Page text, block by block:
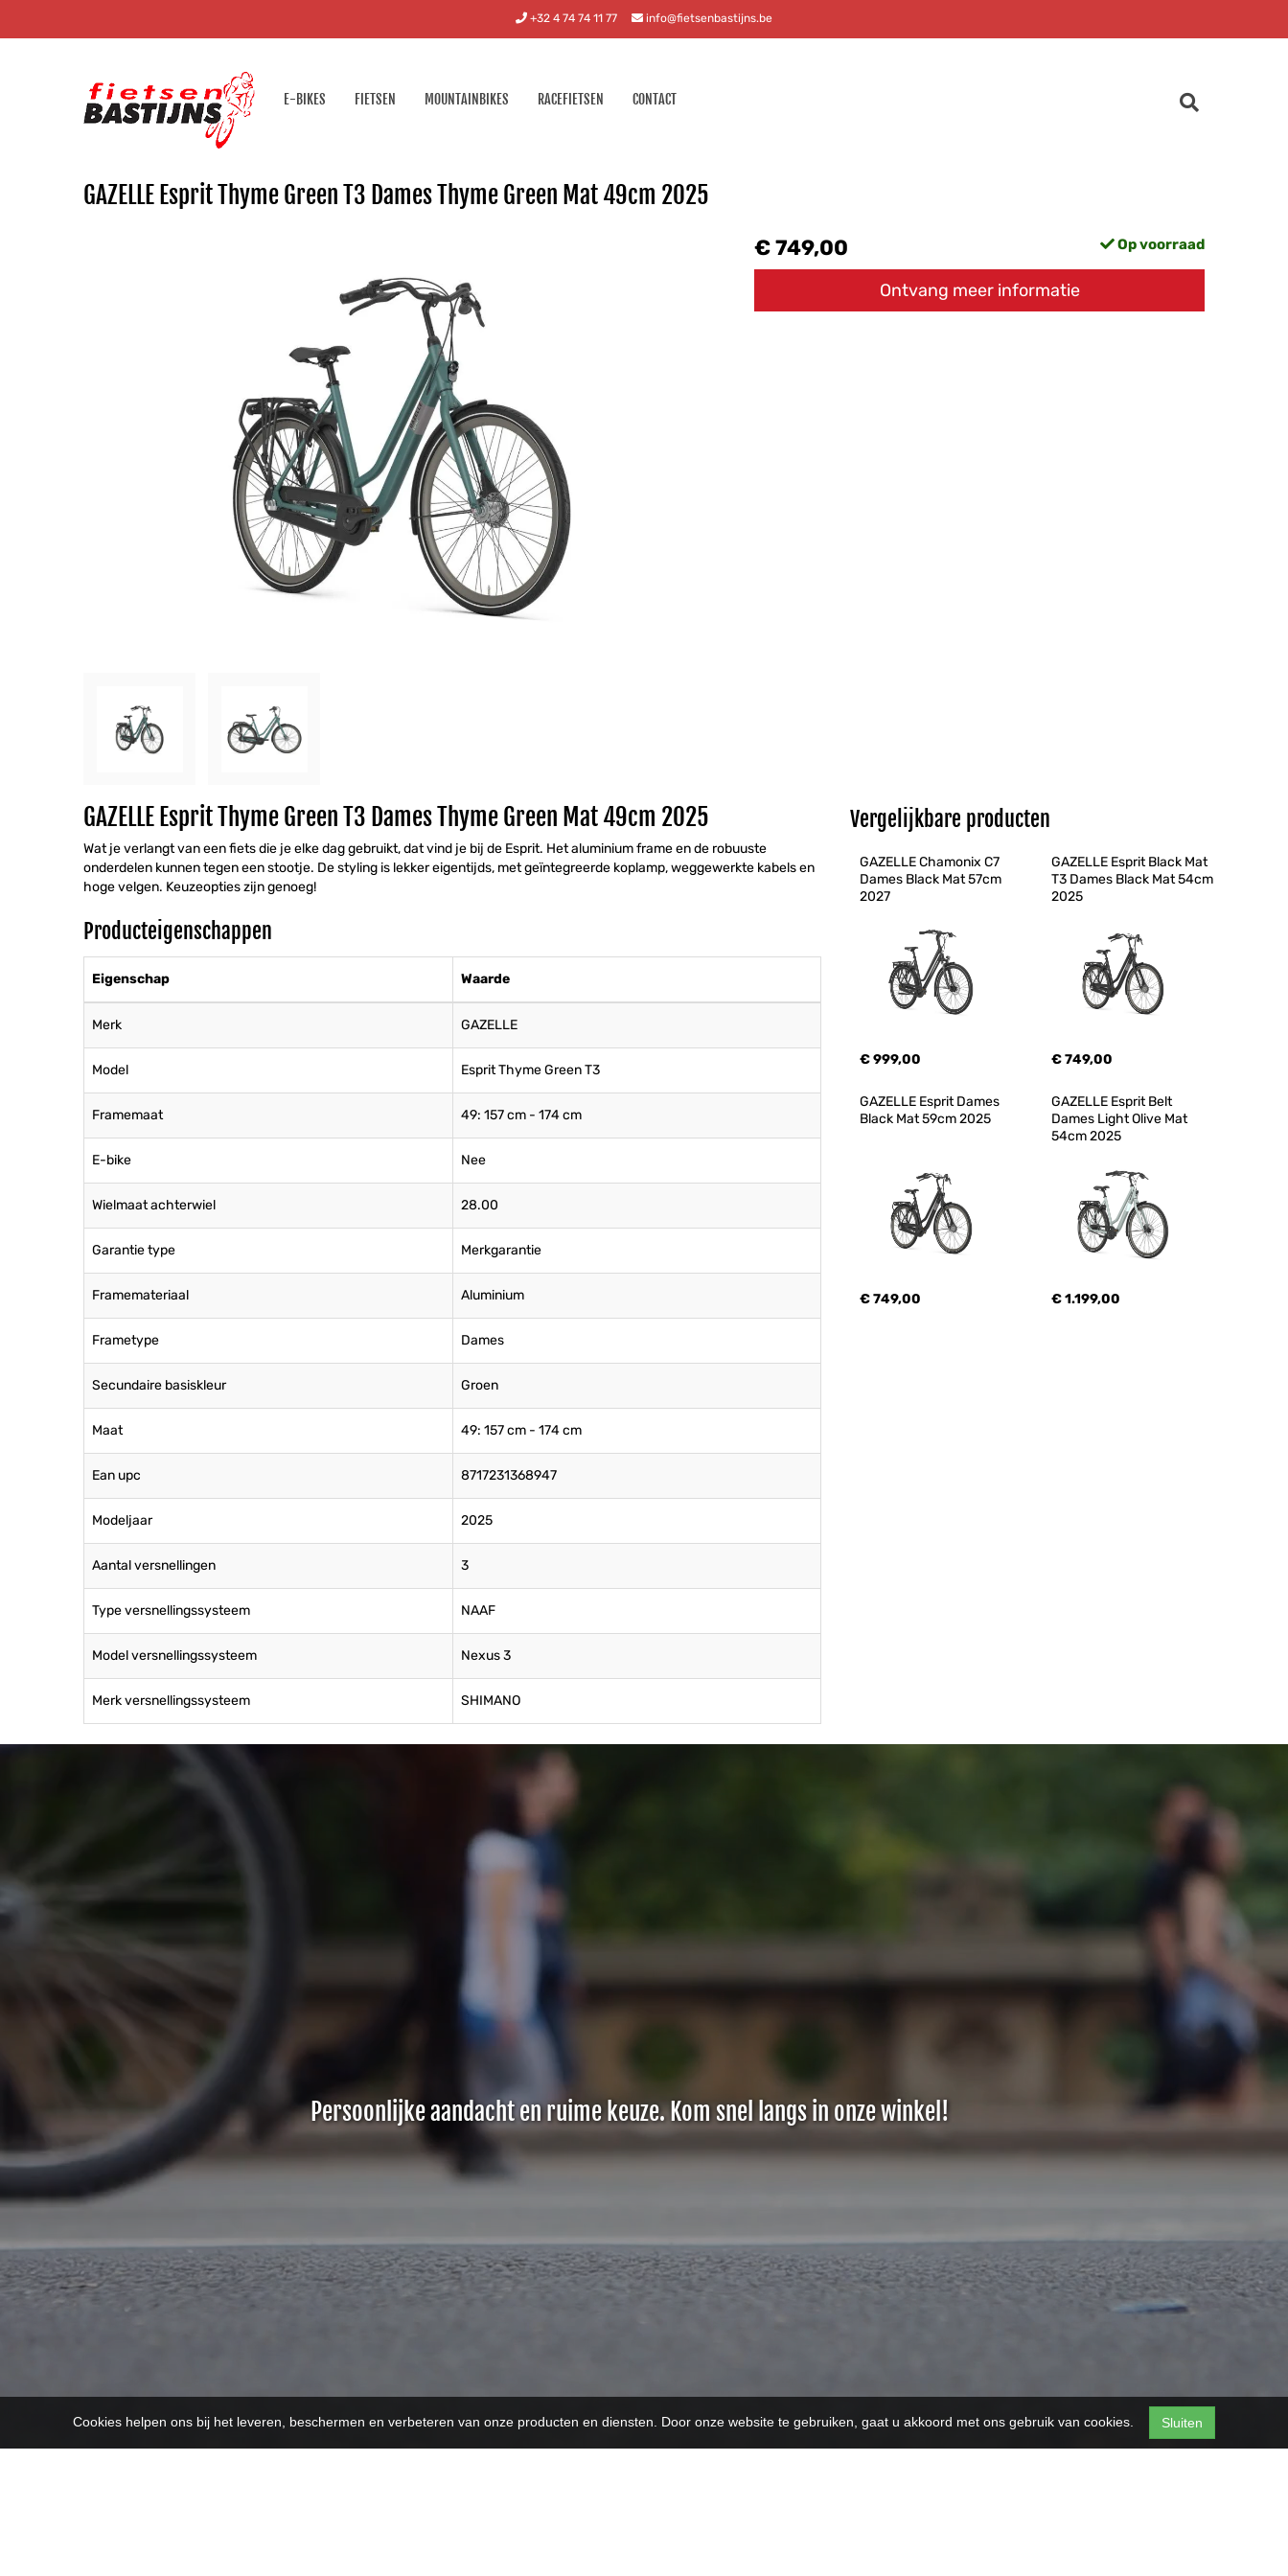
+32 4 74 74 11 77 info@fietsenbastijns.be
E-BIKES FIETSEN MOUNTAINBIKES RACEFIETSEN CONTACT
GAZELLE Esprit Thyme Green T3 Dames Thyme Green Mat 49cm 2025
€ 749,00 Op voorraad
Ontvang meer informatie
GAZELLE Esprit Thyme Green T3 Dames Thyme Green Mat 49cm 2025
Wat je verlangt van een fiets die je elke dag gebruikt, dat vind je bij de Esprit. Het aluminium frame en de robuuste
onderdelen kunnen tegen een stootje. De styling is lekker eigentijds, met geïntegreerde koplamp, weggewerkte kabels en
hoge velgen. Keuzeopties zijn genoeg!
Producteigenschappen
Eigenschap Waarde
Merk GAZELLE
Model Esprit Thyme Green T3
Framemaat 49: 157 cm - 174 cm
E-bike Nee
Wielmaat achterwiel 28.00
Garantie type Merkgarantie
Framemateriaal Aluminium
Frametype Dames
Secundaire basiskleur Groen
Maat 49: 157 cm - 174 cm
Ean upc 8717231368947
Modeljaar 2025
Aantal versnellingen 3
Type versnellingssysteem NAAF
Model versnellingssysteem Nexus 3
Merk versnellingssysteem SHIMANO
Vergelijkbare producten
GAZELLE Chamonix C7
Dames Black Mat 57cm
2027
€ 999,00
GAZELLE Esprit Black Mat
T3 Dames Black Mat 54cm
2025
€ 749,00
GAZELLE Esprit Dames
Black Mat 59cm 2025
€ 749,00
GAZELLE Esprit Belt
Dames Light Olive Mat
54cm 2025
€ 1.199,00
Persoonlijke aandacht en ruime keuze. Kom snel langs in onze winkel!
Cookies helpen ons bij het leveren, beschermen en verbeteren van onze producten en diensten. Door onze website te gebruiken, gaat u akkoord met ons gebruik van cookies. Sluiten